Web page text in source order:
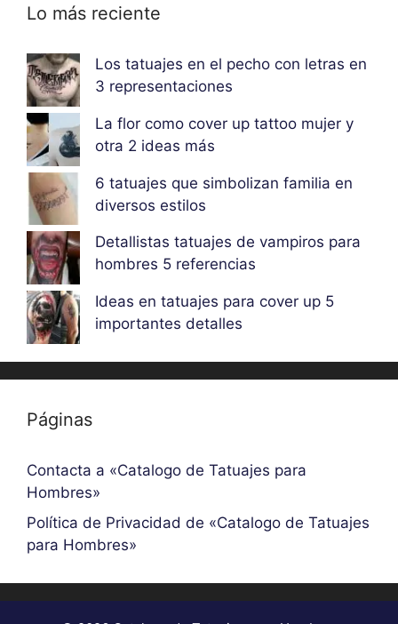
Lo más reciente
Los tatuajes en el pecho con letras en
3 representaciones
La flor como cover up tattoo mujer y
otra 2 ideas más
6 tatuajes que simbolizan familia en
diversos estilos
Detallistas tatuajes de vampiros para
hombres 5 referencias
Ideas en tatuajes para cover up 5
importantes detalles
Páginas
Contacta a «Catalogo de Tatuajes para
Hombres»
Política de Privacidad de «Catalogo de Tatuajes
para Hombres»